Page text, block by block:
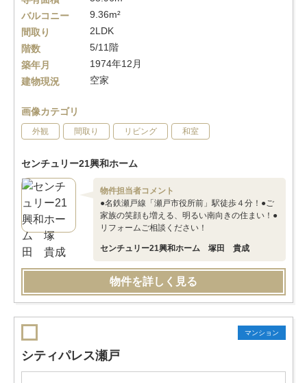
バルコニー
9.36m²
間取り
2LDK
階数
5/11階
築年月
1974年12月
建物現況
空家
画像カテゴリ
外観 間取り リビング 和室
センチュリー21興和ホーム
物件担当者コメント
●名鉄瀬戸線「瀬戸市役所前」駅徒歩４分！●ご
家族の笑顔も増える、明るい南向きの住まい！●
リフォームご相談ください！
センチュリー21興和ホーム 塚田 貴成
物件を詳しく見る
マンション
シティパレス瀬戸